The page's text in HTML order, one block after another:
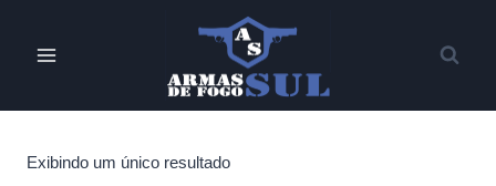
Exibindo um único resultado